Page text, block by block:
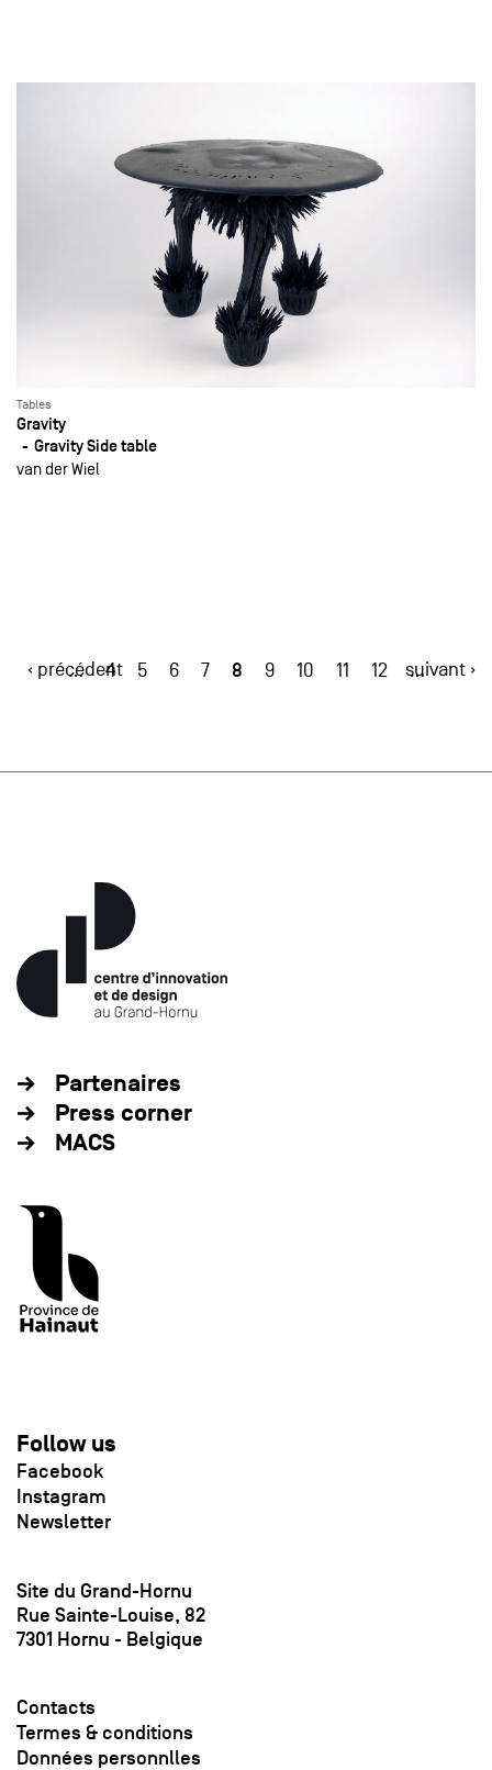
Tables
Gravity
Gravity Side table
van der Wiel
‹ précédent
… 4 5 6 7 8 9 10 11 12 …
suivant ›
Partenaires
Press corner
MACS
Follow us
Facebook
Instagram
Newsletter
Site du Grand-Hornu
Rue Sainte-Louise, 82
7301 Hornu - Belgique
Contacts
Termes & conditions
Données personnlles